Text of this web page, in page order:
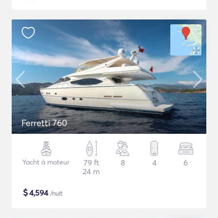
Ferretti 760
Yacht à moteur
79 ft
24 m
8 4 6
$4,594/nuit